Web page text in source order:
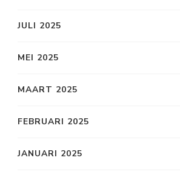
JULI 2025
MEI 2025
MAART 2025
FEBRUARI 2025
JANUARI 2025